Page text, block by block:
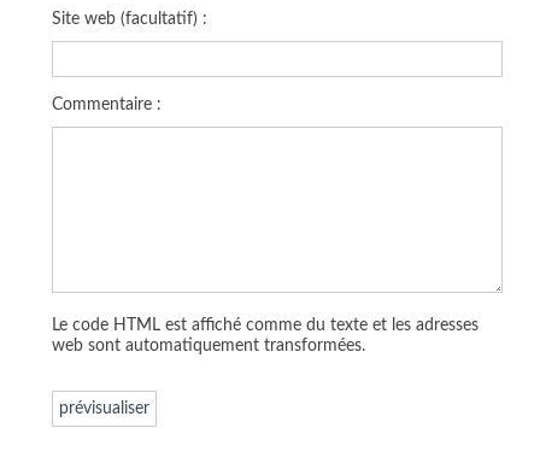
Site web (facultatif) :
Commentaire :
Le code HTML est affiché comme du texte et les adresses
web sont automatiquement transformées.